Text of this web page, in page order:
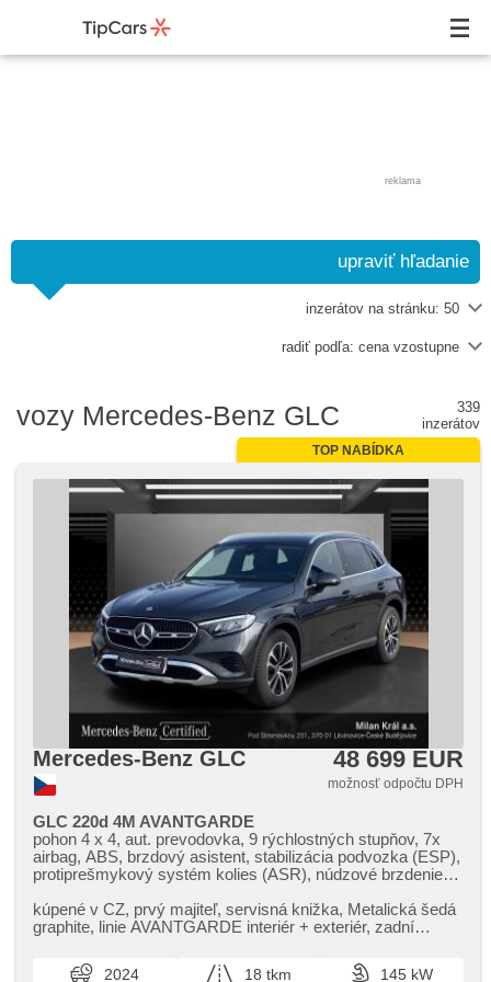
reklama
upraviť hľadanie
inzerátov na stránku: 50
radiť podľa: cena vzostupne
vozy Mercedes-Benz GLC
339
inzerátov
TOP NABÍDKA
Mercedes-Benz GLC 48 699 EUR
možnosť odpočtu DPH
GLC 220d 4M AVANTGARDE
pohon 4 x 4, aut. prevodovka, 9 rýchlostných stupňov, 7x
airbag, ABS, brzdový asistent, stabilizácia podvozka (ESP),
protiprešmykový systém kolies (ASR), núdzové brzdenie
pri jazde zo svahu, asistent rozjazdu do kopca (HSA),
ukazovateľ rýchlostného limitu (SLIF), stráženie jazdného
ťažné zariadenie, posilňovač riadenia, dvojzónová
kúpené v CZ,​ prvý majiteľ,​ servisná knižka,​ Metalická šedá
graphite,​ linie AVANTGARDE interiér ​+ exteriér,​ zadní
2024 18 tkm
145 kW